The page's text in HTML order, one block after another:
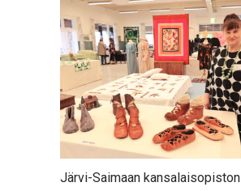
Järvi-Saimaan kansalaisopiston